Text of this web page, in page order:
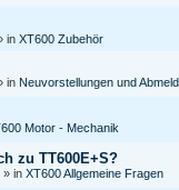
in XT600 Zubehör
in Neuvorstellungen und
Motor - Mechanik
zu TT600E+S?
» in XT600 Allgemeine Fragen